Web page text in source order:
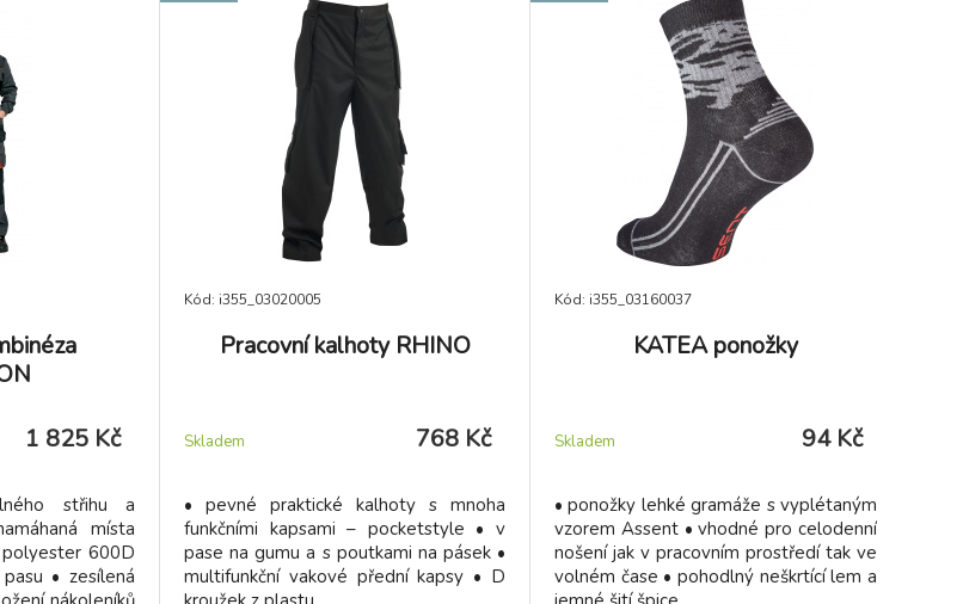
1 825 Kč
střihu a
místa
600D
• zesílená
Kód: i355_03020005
Pracovní kalhoty RHINO
Skladem 768 Kč
• pevné praktické kalhoty s mnoha
funkčními kapsami – pocketstyle • v
pase na gumu a s poutkami na pásek •
multifunkční vakové přední kapsy • D
Kód: i355_03160037
KATEA ponožky
Skladem 94 Kč
• ponožky lehké gramáže s vyplétaným
vzorem Assent • vhodné pro celodenní
nošení jak v pracovním prostředí tak ve
volném čase • pohodlný neškrtící lem a